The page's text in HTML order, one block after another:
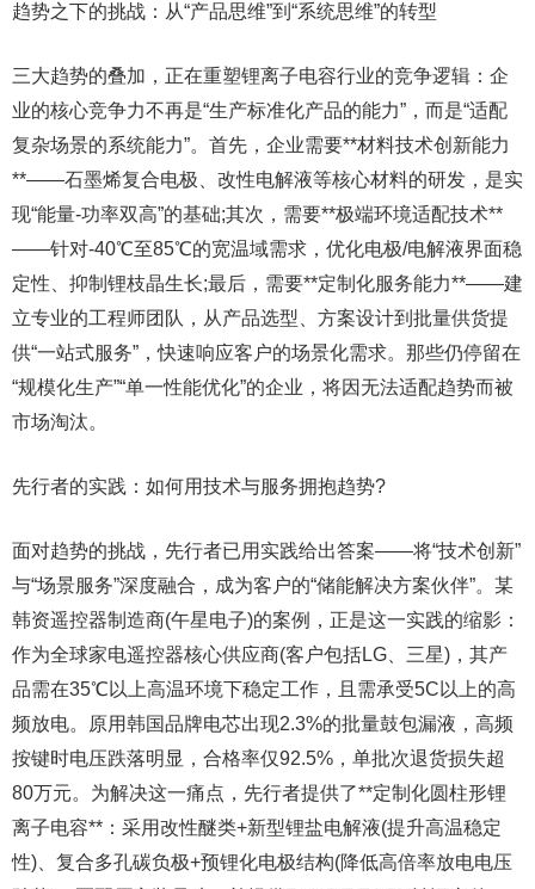
趋势之下的挑战：从“产品思维”到“系统思维”的转型
三大趋势的叠加，正在重塑锂离子电容行业的竞争逻辑：企
业的核心竞争力不再是“生产标准化产品的能力”，而是“适配
复杂场景的系统能力”。首先，企业需要**材料技术创新能力
**——石墨烯复合电极、改性电解液等核心材料的研发，是实
现“能量-功率双高”的基础;其次，需要**极端环境适配技术**
——针对-40℃至85℃的宽温域需求，优化电极/电解液界面稳
定性、抑制锂枝晶生长;最后，需要**定制化服务能力**——建
立专业的工程师团队，从产品选型、方案设计到批量供货提
供“一站式服务”，快速响应客户的场景化需求。那些仍停留在
“规模化生产”“单一性能优化”的企业，将因无法适配趋势而被
市场淘汰。
先行者的实践：如何用技术与服务拥抱趋势?
面对趋势的挑战，先行者已用实践给出答案——将“技术创新”
与“场景服务”深度融合，成为客户的“储能解决方案伙伴”。某
韩资遥控器制造商(午星电子)的案例，正是这一实践的缩影：
作为全球家电遥控器核心供应商(客户包括LG、三星)，其产
品需在35℃以上高温环境下稳定工作，且需承受5C以上的高
频放电。原用韩国品牌电芯出现2.3%的批量鼓包漏液，高频
按键时电压跌落明显，合格率仅92.5%，单批次退货损失超
80万元。为解决这一痛点，先行者提供了**定制化圆柱形锂
离子电容**：采用改性醚类+新型锂盐电解液(提升高温稳定
性)、复合多孔碳负极+预锂化电极结构(降低高倍率放电电压